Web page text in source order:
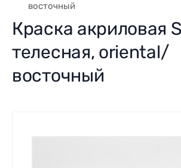
восточный
Краска акриловая
телесная, oriental/
восточный